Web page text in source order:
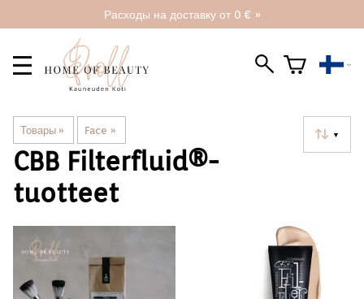
Расходы на доставку от 0 € »
Товары ‪» Face ‪» ▼
CBB Filterfluid®️-
tuotteet